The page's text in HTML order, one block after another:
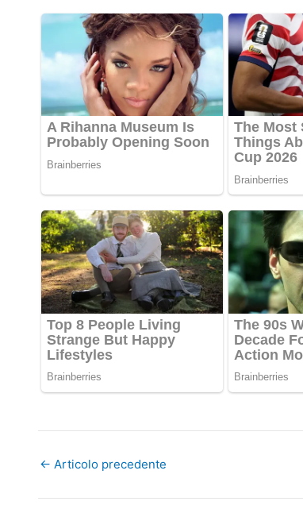
← Articolo precedente